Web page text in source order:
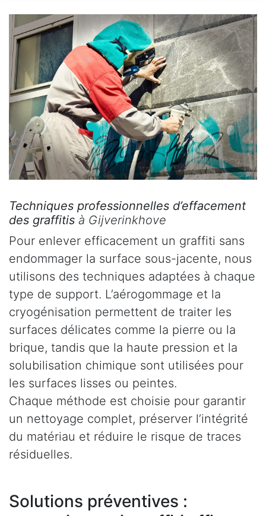
Techniques professionnelles d’effacement
des graffitis à Gijverinkhove
Pour enlever efficacement un graffiti sans
endommager la surface sous-jacente, nous
utilisons des techniques adaptées à chaque
type de support. L’aérogommage et la
cryogénisation permettent de traiter les
surfaces délicates comme la pierre ou la
brique, tandis que la haute pression et la
solubilisation chimique sont utilisées pour
les surfaces lisses ou peintes.
Chaque méthode est choisie pour garantir
un nettoyage complet, préserver l’intégrité
du matériau et réduire le risque de traces
résiduelles.
Solutions préventives :